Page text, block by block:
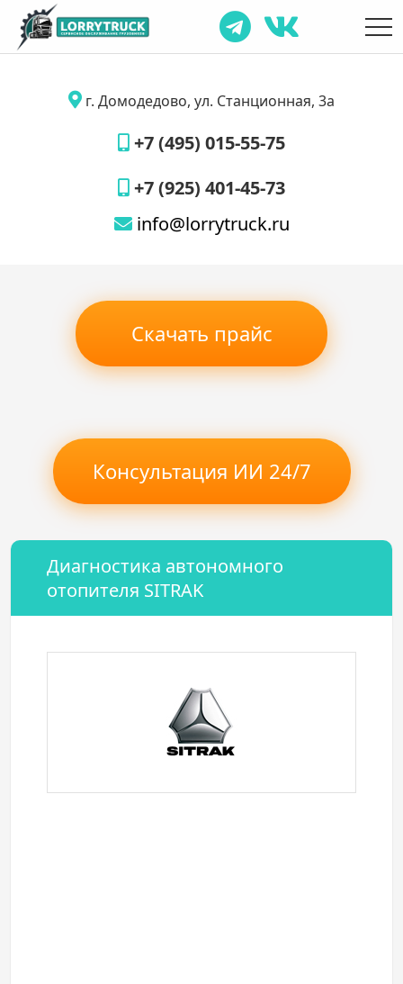
г. Домодедово, ул. Станционная, 3а
+7 (495) 015-55-75
+7 (925) 401-45-73
info@lorrytruck.ru
Скачать прайс
Консультация ИИ 24/7
Диагностика автономного
отопителя SITRAK